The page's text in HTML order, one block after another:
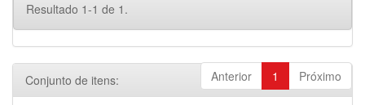
Resultado 1-1 de 1.
Anterior 1 Próximo
Conjunto de itens: